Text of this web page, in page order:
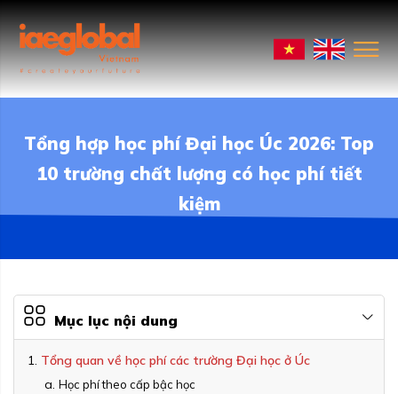
Tổng hợp học phí Đại học Úc 2026: Top
10 trường chất lượng có học phí tiết
kiệm
Mục lục nội dung
Tổng quan về học phí các trường Đại học ở Úc
Học phí theo cấp bậc học